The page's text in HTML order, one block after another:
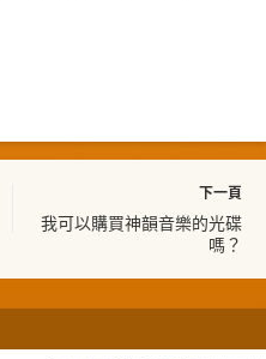
下一頁
我可以購買神韻音樂的光碟
嗎？